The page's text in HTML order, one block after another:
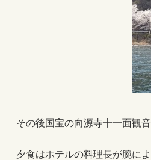
その後国宝の向源寺十一面観
夕食はホテルの料理長が腕に